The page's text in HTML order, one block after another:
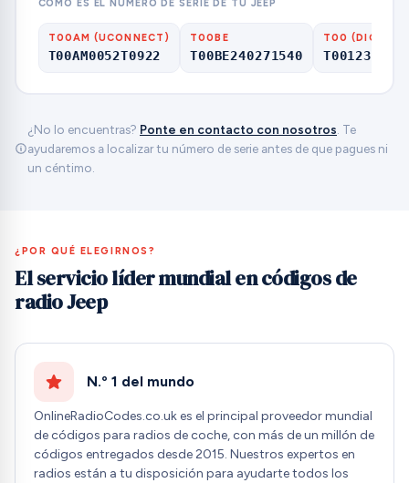
CÓMO ES EL NÚMERO DE SERIE DE TU JEEP
T00AM (UCONNECT)
T00AM0052T0922
T00BE
T00BE240271540
T00 (DIGITS
¿No lo encuentras? Ponte en contacto con nosotros . Te
ayudaremos a localizar tu número de serie antes de que pagues ni
un céntimo.
¿POR QUÉ ELEGIRNOS?
El servicio líder mundial en códigos de
radio Jeep
N.º 1 del mundo
OnlineRadioCodes.co.uk es el principal proveedor mundial
de códigos para radios de coche, con más de un millón de
códigos entregados desde 2015. Nuestros expertos en
radios están a tu disposición para ayudarte todos los